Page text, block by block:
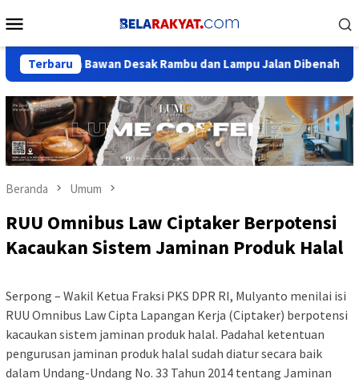
ke
Mobile
Terbaru
Bawan Desak Rambu dan Lampu Jalan Dibenahi: Jangan
Beranda Umum
RUU Omnibus Law Ciptaker Berpotensi
Kacaukan Sistem Jaminan Produk Halal
Serpong – Wakil Ketua Fraksi PKS DPR RI, Mulyanto menilai isi
RUU Omnibus Law Cipta Lapangan Kerja (Ciptaker) berpotensi
kacaukan sistem jaminan produk halal. Padahal ketentuan
pengurusan jaminan produk halal sudah diatur secara baik
dalam Undang-Undang No. 33 Tahun 2014 tentang Jaminan